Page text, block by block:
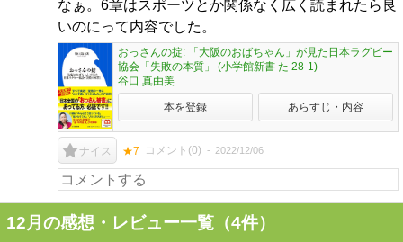
なぁ。6章はスポーツとか関係なく広く読まれたら良
いのにって内容でした。
おっさんの掟: 「大阪のおばちゃん」が見た日本ラグビー
協会「失敗の本質」 (小学館新書 た 28-1)
谷口 真由美
本を登録 あらすじ・内容
ナイス ★7 コメント(0) 2022/12/06
12月の感想・レビュー一覧（4件）